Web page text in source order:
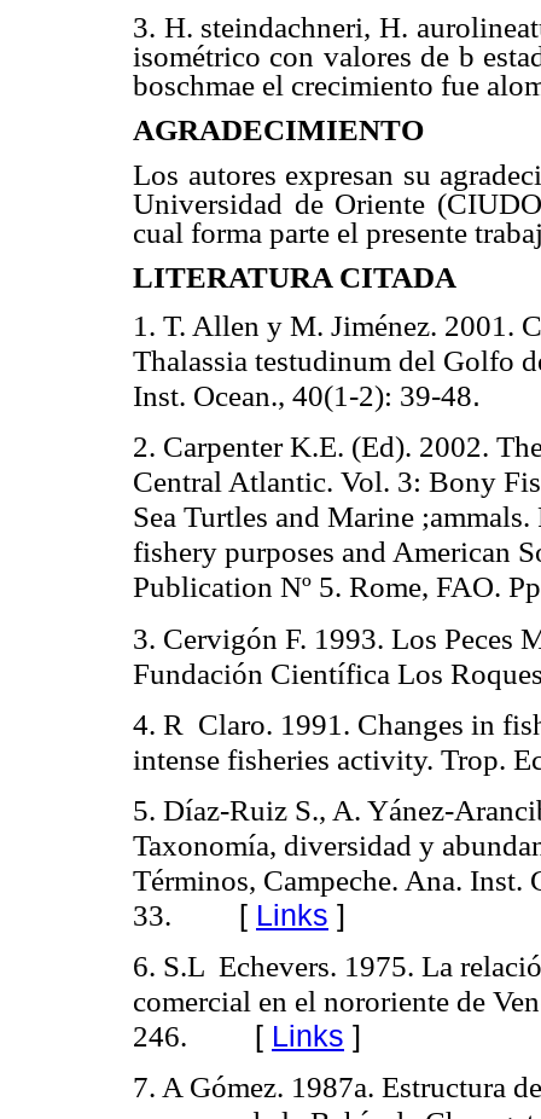
3. H. steindachneri, H.
isométrico con valores de b
boschmae el crecimiento fue
AGRADECIMIENTO
Los autores expresan su
Universidad de Oriente
cual forma parte el presente
LITERATURA CITADA
1. T. Allen y M. Jiménez. 2001.
Thalassia testudinum del Golfo
Inst. Ocean., 40(1-2): 39-48.
2. Carpenter K.E. (Ed). 2002.
Central Atlantic. Vol. 3: Bony
Sea Turtles and Marine
fishery purposes and American
Publication Nº 5. Rome, FAO.
3. Cervigón F. 1993. Los Peces
Fundación Científica Los
4. R Claro. 1991. Changes in
intense fisheries activity. Trop.
5. Díaz-Ruiz S., A. Yánez-
Taxonomía, diversidad y
Términos, Campeche. Ana.
33. [ Links ]
6. S.L Echevers. 1975. La
comercial en el nororiente de
246. [ Links ]
7. A Gómez. 1987a. Estructura